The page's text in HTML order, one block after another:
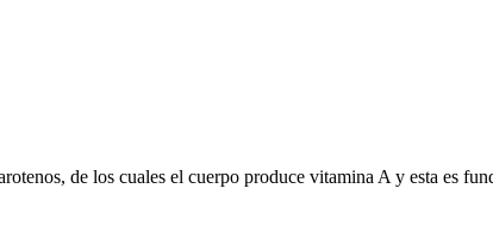
de los cuales el cuerpo produce vitamina A y esta es